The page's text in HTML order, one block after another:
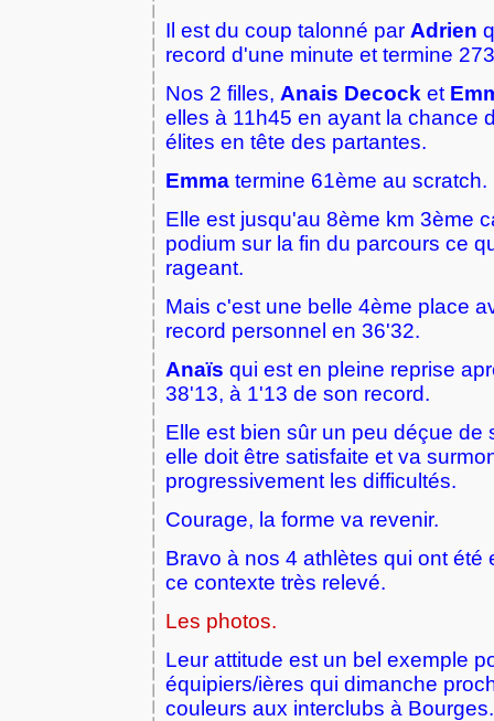
Il est du coup talonné par Adrien
record d'une minute et termine
Nos 2 filles, Anais Decock et
elles à 11h45 en ayant la chance
élites en tête des partantes.
Emma termine 61ème au scratch.
Elle est jusqu'au 8ème km 3ème
podium sur la fin du parcours ce
rageant.
Mais c'est une belle 4ème place
record personnel en 36'32.
Anaïs qui est en pleine reprise
38'13, à 1'13 de son record.
Elle est bien sûr un peu déçue de
elle doit être satisfaite et va
progressivement les difficultés.
Courage, la forme va revenir.
Bravo à nos 4 athlètes qui ont été
ce contexte très relevé.
Les photos.
Leur attitude est un bel exemple
équipiers/ières qui dimanche
couleurs aux interclubs à